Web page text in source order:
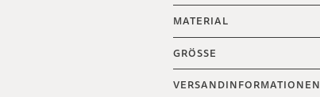
MATERIAL
GRÖSSE
VERSANDINFORMATIONEN